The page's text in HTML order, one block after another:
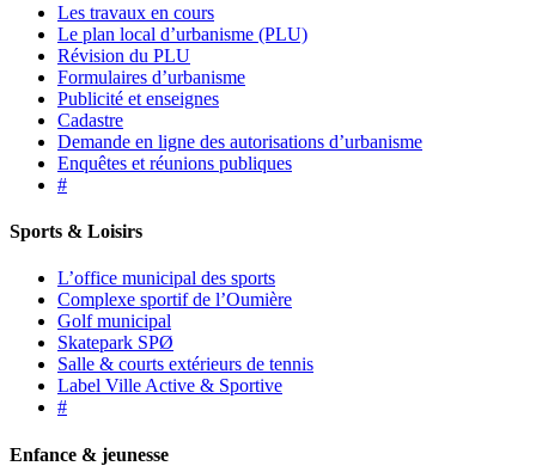
Les travaux en cours
Le plan local d’urbanisme (PLU)
Révision du PLU
Formulaires d’urbanisme
Publicité et enseignes
Cadastre
Demande en ligne des autorisations d’urbanisme
Enquêtes et réunions publiques
#
Sports & Loisirs
L’office municipal des sports
Complexe sportif de l’Oumière
Golf municipal
Skatepark SPØ
Salle & courts extérieurs de tennis
Label Ville Active & Sportive
#
Enfance & jeunesse